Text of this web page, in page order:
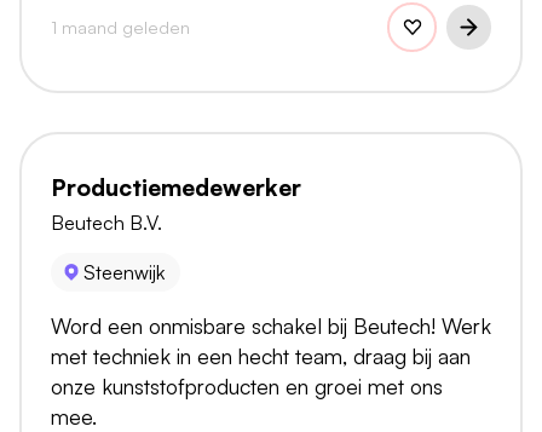
1 maand geleden
Productiemedewerker
Beutech B.V.
Steenwijk
Word een onmisbare schakel bij Beutech! Werk
met techniek in een hecht team, draag bij aan
onze kunststofproducten en groei met ons
mee.